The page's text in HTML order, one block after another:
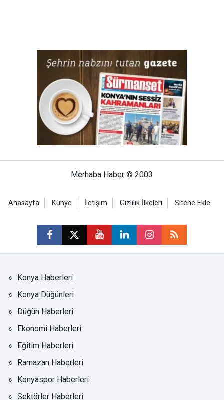
Merhaba Haber © 2003
Anasayfa Künye İletişim Gizlilik İlkeleri Sitene Ekle
Konya Haberleri
Konya Düğünleri
Düğün Haberleri
Ekonomi Haberleri
Eğitim Haberleri
Ramazan Haberleri
Konyaspor Haberleri
Sektörler Haberleri